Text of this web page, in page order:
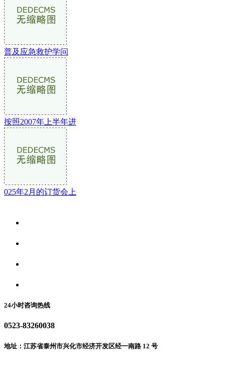
普及应急救护学问
按照2007年上半年进
025年2月的订货会上
24小时咨询热线
0523-83260038
地址：江苏省泰州市兴化市经济开发区经一南路 12 号